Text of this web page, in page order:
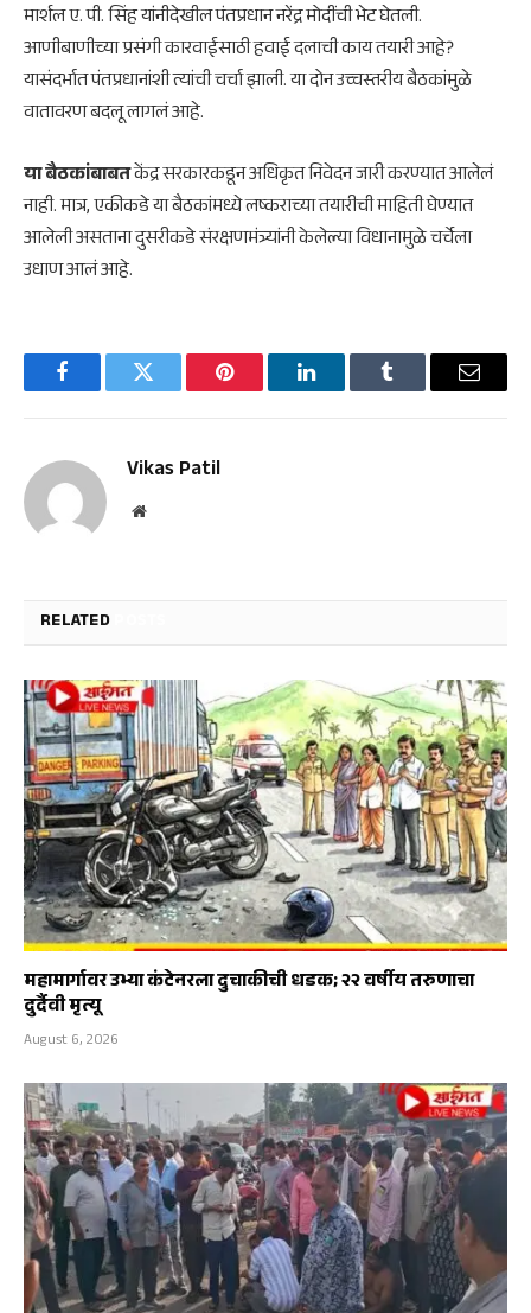
मार्शल ए. पी. सिंह यांनीदेखील पंतप्रधान नरेंद्र मोदींची भेट घेतली.
आणीबाणीच्या प्रसंगी कारवाईसाठी हवाई दलाची काय तयारी आहे?
यासंदर्भात पंतप्रधानांशी त्यांची चर्चा झाली. या दोन उच्चस्तरीय बैठकांमुळे
वातावरण बदलू लागलं आहे.
या बैठकांबाबतकेंद्र सरकारकडून अधिकृत निवेदन जारी करण्यात आलेलं
नाही. मात्र, एकीकडे या बैठकांमध्ये लष्कराच्या तयारीची माहिती घेण्यात
आलेली असताना दुसरीकडे संरक्षणमंत्र्यांनी केलेल्या विधानामुळे चर्चेला
उधाण आलं आहे.
FacebookTwitter Pinterest LinkedInTumblr Email
Vikas Patil
Website
RELATED
महामार्गावर उभ्या कंटेनरला दुचाकीची धडक; २२ वर्षीय तरुणाचा
दुर्दैवी मृत्यू
August 6, 2026